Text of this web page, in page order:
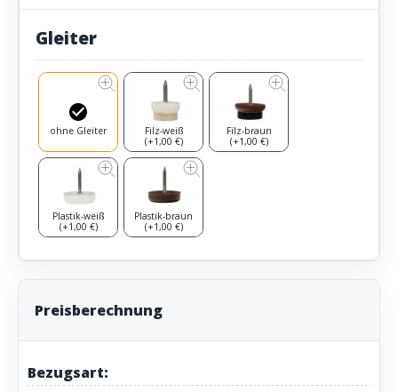
Gleiter
ohne Gleiter
Filz-weiß
(+1,00 €)
Filz-braun
(+1,00 €)
Plastik-weiß
(+1,00 €)
Plastik-braun
(+1,00 €)
Preisberechnung
Bezugsart: